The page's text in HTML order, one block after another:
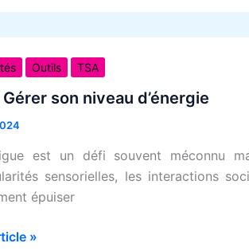
Outils TSA
Gérer son niveau d’énergie
est un défi souvent méconnu
sensorielles, les interactions
épuiser
»